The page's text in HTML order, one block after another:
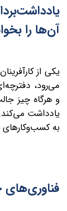
آن‌ها را
یکی از
می‌رود،
و هرگاه چیز
یادداشت
به
فناوری‌های